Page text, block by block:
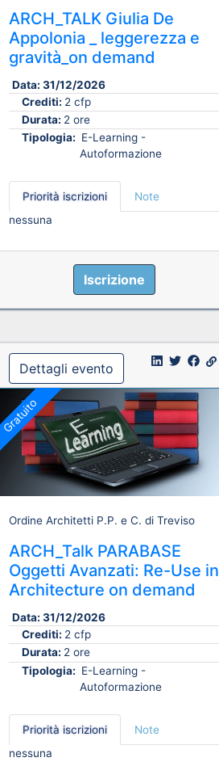
ARCH_TALK Giulia De
Appolonia _ leggerezza e
gravità_on demand
Data: 31/12/2026
Crediti: 2 cfp
Durata: 2 ore
Tipologia: E-Learning -
Autoformazione
Priorità iscrizioni
Note
nessuna
Iscrizione
Dettagli evento
Gratuito
Ordine Architetti P.P. e C. di Treviso
ARCH_Talk PARABASE
Oggetti Avanzati: Re-Use in
Architecture on demand
Data: 31/12/2026
Crediti: 2 cfp
Durata: 2 ore
Tipologia: E-Learning -
Autoformazione
Priorità iscrizioni
Note
nessuna